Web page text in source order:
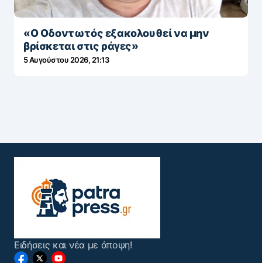
«Ο Οδοντωτός εξακολουθεί να μην
βρίσκεται στις ράγες»
5 Αυγούστου 2026, 21:13
Ειδήσεις και νέα με άποψη!